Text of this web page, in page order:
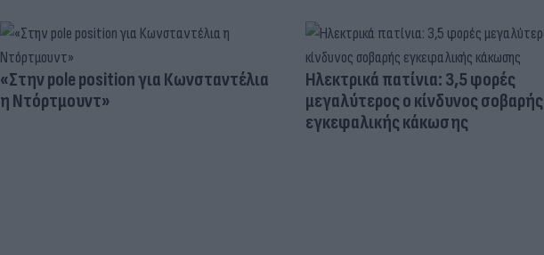
«Στην pole position για Κωνσταντέλια
η Ντόρτμουντ»
Ηλεκτρικά πατίνια: 3,5 φορές
μεγαλύτερος ο κίνδυνος σοβαρής
εγκεφαλικής κάκωσης